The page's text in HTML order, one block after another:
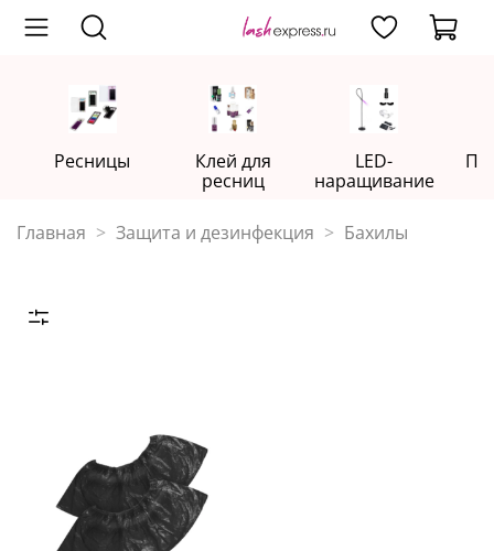
Ресницы
Клей для
ресниц
LED-
наращивание
Главная Защита и дезинфекция Бахилы